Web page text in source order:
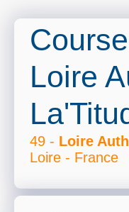
Loire
49 - Loire
Loire - France